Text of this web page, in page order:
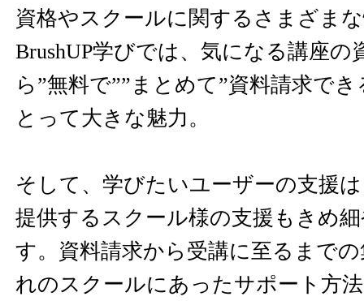
資格やスクールに関するさまざま
BrushUP学びでは、気になる講座の
ら”無料で””まとめて”資料請求で
とって大きな魅力。
そして、学びたいユーザーの支援
提供するスクール様の支援もきめ
す。資料請求から受講に至るまで
れのスクールにあったサポート方